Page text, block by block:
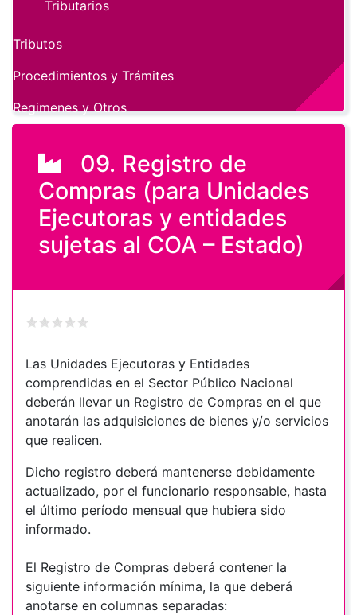
09. Registro de
Compras (para Unidades
Ejecutoras y entidades
sujetas al COA – Estado)
Las Unidades Ejecutoras y Entidades
comprendidas en el Sector Público Nacional
deberán llevar un Registro de Compras en el que
anotarán las adquisiciones de bienes y/o servicios
que realicen.
Dicho registro deberá mantenerse debidamente
actualizado, por el funcionario responsable, hasta
el último período mensual que hubiera sido
informado.
El Registro de Compras deberá contener la
siguiente información mínima, la que deberá
anotarse en columnas separadas:
Tributarios
Tributos
Procedimientos y Trámites
Regimenes y Otros